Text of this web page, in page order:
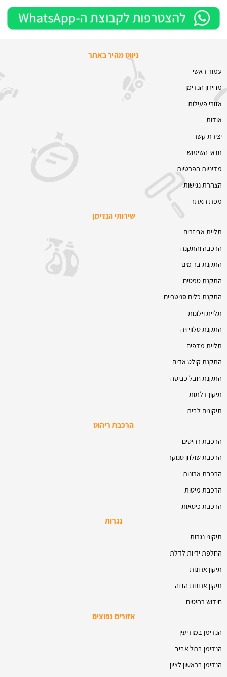
ניווט מהיר באתר
עמוד ראשי
מחירון הנדימן
אזורי פעילות
אודות
יצירת קשר
תנאי השימוש
מדיניות הפרטיות
הצהרת נגישות
מפת האתר
שירותי הנדימן
תליית אביזרים
הרכבה והתקנה
התקנת בר מים
התקנת טפטים
התקנת כלים סניטריים
תליית וילונות
התקנת טלוויזיה
תליית מדפים
התקנת קולט אדים
התקנת חבל כביסה
תיקון דלתות
תיקונים לבית
הרכבת ריהוט
הרכבת רהיטים
הרכבת שולחן סנוקר
הרכבת ארונות
הרכבת מיטות
הרכבת כיסאות
נגרות
תיקוני נגרות
החלפת ידיות לדלת
תיקון ארונות
תיקון ארונות הזזה
חידוש רהיטים
אזורים נפוצים
הנדימן במודיעין
הנדימן בתל אביב
הנדימן בראשון לציון